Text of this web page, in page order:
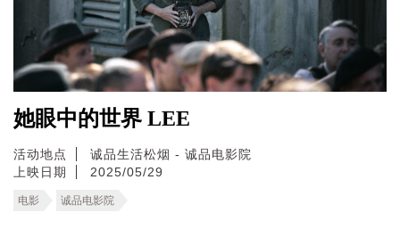
她眼中的世界 LEE
活动地点
诚品生活松烟 - 诚品电影院
上映日期
2025/05/29
电影 诚品电影院